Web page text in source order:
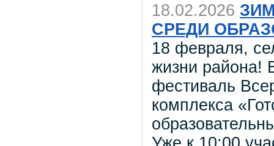
18.02.2026
СРЕДИ
18 февраля,
жизни
фестиваль
комплекса